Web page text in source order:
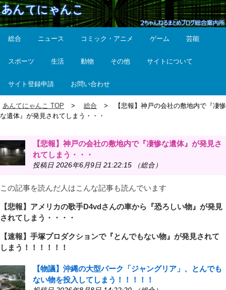
総合 ニュース コミック・アニメ ゲーム 芸能
スポーツ 生活 動物 その他 サイトについて
サイト登録申請 お問い合わせ
あんてにゃんこ TOP 総合
【悲報】神戸の会社の敷地内で『凄惨
な遺体』が発見されてしまう・・・
【悲報】神戸の会社の敷地内で『凄惨な遺体』が発見さ
れてしまう・・・
投稿日 2026年6月9日 21:22:15 （総合）
この記事を読んだ人はこんな記事も読んでいます
【悲報】アメリカの歌手D4vdさんの車から『恐ろしい物』が発見
されてしまう・・・・
【速報】手塚プロダクションで『とんでもない物』が発見されて
しまう！！！！！！
【物議】沖縄の大型パーク「ジャングリア」、とんでも
ない物を投入してしまう！！！！！